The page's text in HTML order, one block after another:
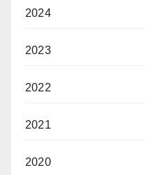
2024
2023
2022
2021
2020